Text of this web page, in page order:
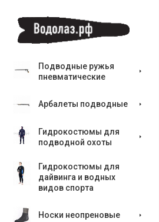
Подводные ружья
пневматические
Арбалеты подводные
Гидрокостюмы для
подводной охоты
Гидрокостюмы для
дайвинга и водных
видов спорта
Носки неопреновые